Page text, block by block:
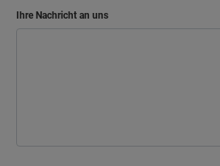
Ihre Nachricht an uns